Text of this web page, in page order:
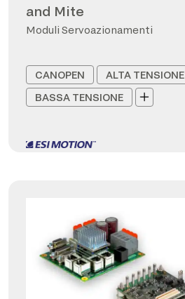
and Mite
Moduli Servoazionamenti
CANOPEN
ALTA TENSIONE
BASSA TENSIONE